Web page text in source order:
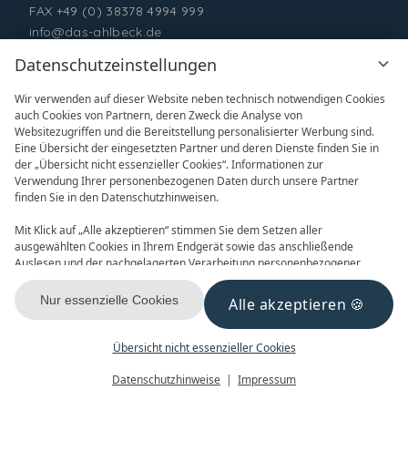
Datenschutzeinstellungen
Wir verwenden auf dieser Website neben technisch notwendigen Cookies
auch Cookies von Partnern, deren Zweck die Analyse von
Websitezugriffen und die Bereitstellung personalisierter Werbung sind.
Eine Übersicht der eingesetzten Partner und deren Dienste finden Sie in
der „Übersicht nicht essenzieller Cookies“. Informationen zur
Verwendung Ihrer personenbezogenen Daten durch unsere Partner
finden Sie in den Datenschutzhinweisen.
Mit Klick auf „Alle akzeptieren“ stimmen Sie dem Setzen aller
ausgewählten Cookies in Ihrem Endgerät sowie das anschließende
Auslesen und der nachgelagerten Verarbeitung personenbezogener
Daten (z.B. Ihrer IP-Adresse) durch uns und unseren Partnern zu. Falls
Sie damit nicht einverstanden sind, klicken Sie bitte auf „Nur essenzielle
Cookies“. Eine individuelle Auswahl können Sie unter „Übersicht nicht
essenzieller Cookies“ tätigen. Sie können Ihre Auswahl im Fußbereich
dieser Website oder in den Datenschutzhinweisen jederzeit aufrufen und
Alle akzeptieren
Nur essenzielle Cookies
Übersicht nicht essenzieller Cookies
Datenschutzhinweise Impressum
GutscheineBuchen
FAX +49 (0) 38378 4994 999
info@das-ahlbeck.de
ONLINE BUCHEN ANFRAGEN
GUTSCHEINE NEWSLETTER